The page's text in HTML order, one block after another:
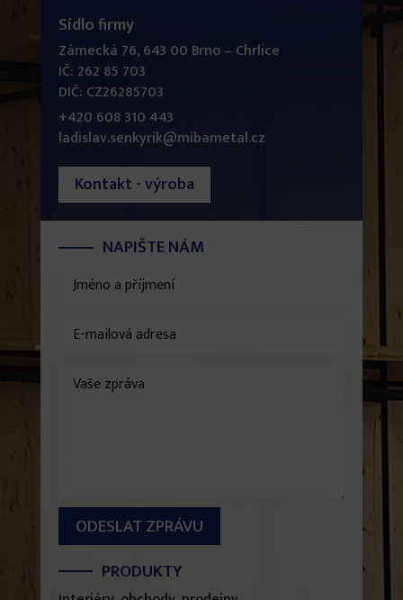
Sídlo firmy
Zámecká 76, 643 00 Brno – Chrlice
IČ: 262 85 703
DIČ: CZ26285703
+420 608 310 443
ladislav.senkyrik@mibametal.cz
Kontakt - výroba
PRODUKTY
NAPIŠTE NÁM
ODESLAT ZPRÁVU